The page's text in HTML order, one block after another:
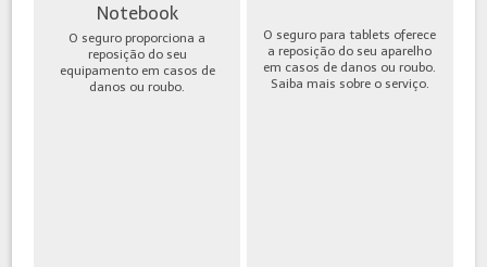
Notebook
O seguro proporciona a
reposição do seu
equipamento em casos de
danos ou roubo.
O seguro para tablets oferece
a reposição do seu aparelho
em casos de danos ou roubo.
Saiba mais sobre o serviço.